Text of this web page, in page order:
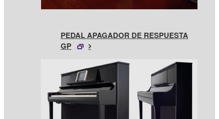
PEDAL APAGADOR DE RESPUESTA
GP